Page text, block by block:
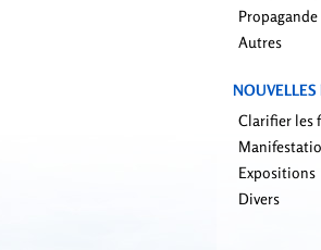
Propagande
Autres
NOUVELLES
Clarifier les
Expositions
Divers